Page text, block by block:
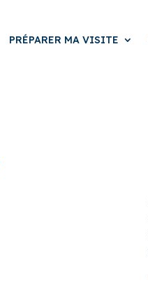
PRÉPARER MA VISITE